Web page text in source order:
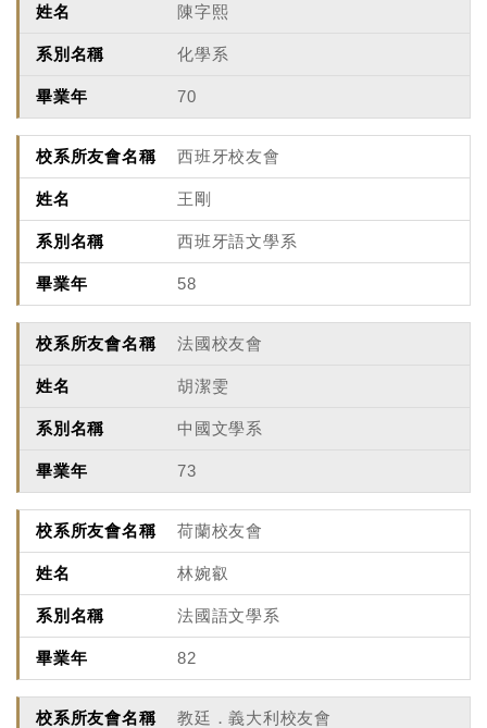
陳字熙
化學系
70
西班牙校友會
王剛
西班牙語文學系
58
法國校友會
胡潔雯
中國文學系
73
荷蘭校友會
林婉叡
法國語文學系
82
教廷．義大利校友會